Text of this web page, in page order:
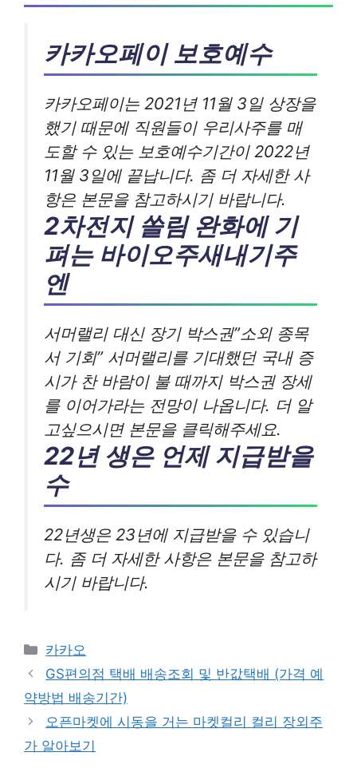
카카오페이 보호예수
카카오페이는 2021년 11월 3일 상장을
했기 때문에 직원들이 우리사주를 매
도할 수 있는 보호예수기간이 2022년
11월 3일에 끝납니다. 좀 더 자세한 사
항은 본문을 참고하시기 바랍니다.
2차전지 쏠림 완화에 기
펴는 바이오주새내기주
엔
서머랠리 대신 장기 박스권”소외 종목
서 기회” 서머랠리를 기대했던 국내 증
시가 찬 바람이 불 때까지 박스권 장세
를 이어가라는 전망이 나옵니다. 더 알
고싶으시면 본문을 클릭해주세요.
22년 생은 언제 지급받을
수
22년생은 23년에 지급받을 수 있습니
다. 좀 더 자세한 사항은 본문을 참고하
시기 바랍니다.
카
테
리
카카오
GS편의점 택배 배송조회 및 반값택배 (가격 예
약방법 배송기간)
오픈마켓에 시동을 거는 마켓컬리 컬리 장외주
가 알아보기